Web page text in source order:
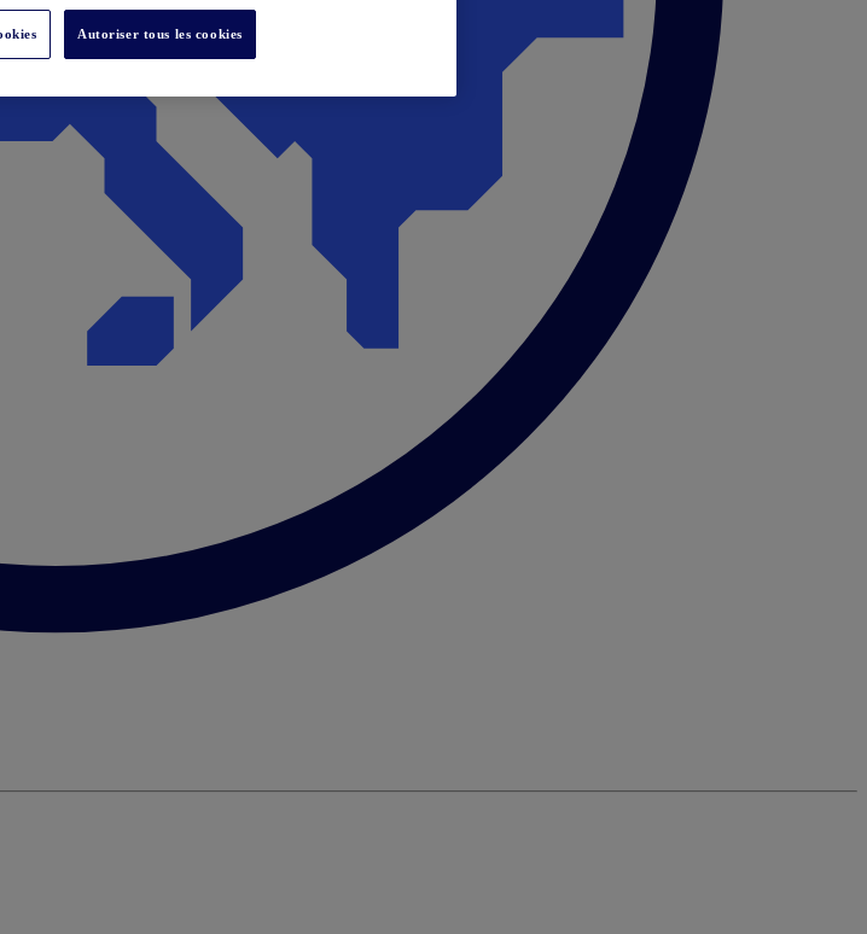
Autoriser tous les cookies